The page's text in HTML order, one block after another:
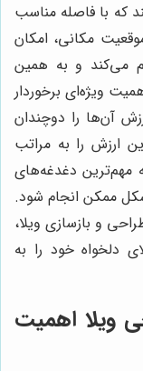
که با فاصله مناسب
مکانی، امکان
می‌کند و به همین
ویژه‌ای برخوردار
آن‌ها را دوچندان
ارزش را به مراتب
مهم‌ترین دغدغه‌های
ممکن انجام شود.
و بازسازی ویلا،
دلخواه خود را به
ویلا اهمیت